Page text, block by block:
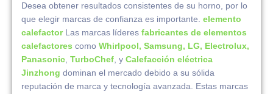
Desea obtener resultados consistentes de su horno, por lo
que elegir marcas de confianza es importante. elemento
calefactorLas marcas líderes fabricantes de elementos
calefactores como Whirlpool, Samsung, LG, Electrolux,
Panasonic TurboChef , y Calefacción eléctrica
Jinzhong dominan el mercado debido a su sólida
reputación de marca y tecnología avanzada. Estas marcas